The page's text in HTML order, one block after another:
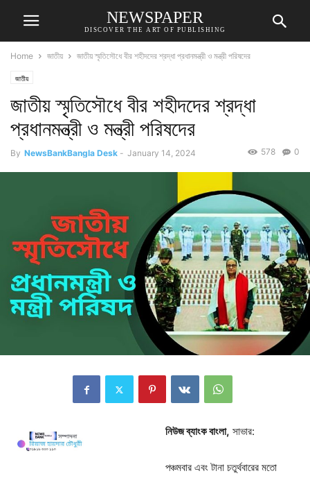
NEWSPAPER
DISCOVER THE ART OF PUBLISHING
Home জাতীয় জাতীয় স্মৃতিসৌধে বীর শহীদদের শ্রদ্ধা প্রধানমন্ত্রী ও মন্ত্রী পরিষদের
জাতীয়
জাতীয় স্মৃতিসৌধে বীর শহীদদের শ্রদ্ধা
প্রধানমন্ত্রী ও মন্ত্রী পরিষদের
By NewsBankBangla Desk - January 14, 2024 0
578
নিউজ ব্যাংক বাংলা, সাভার:
পঞ্চমবার এবং টানা চতুর্থবারের মতো